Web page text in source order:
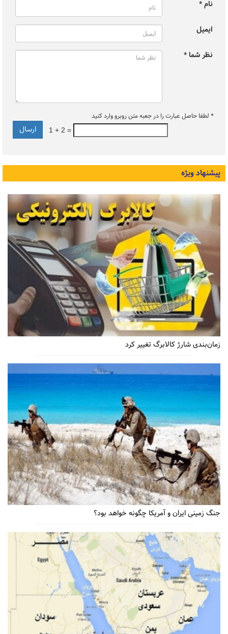
نام *
ایمیل
نظر شما *
* لطفا حاصل عبارت را در جعبه متن روبرو وارد کنید
1 + 2 =
پیشنهاد ویژه
زمان‌بندی شارژ کالابرگ تغییر کرد
جنگ زمینی ایران و آمریکا چگونه خواهد بود؟